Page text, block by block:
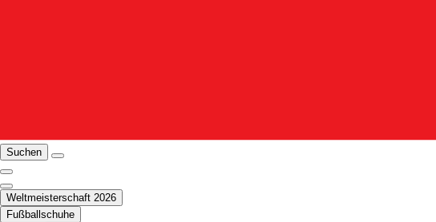
Suchen
Weltmeisterschaft 2026
Fußballschuhe